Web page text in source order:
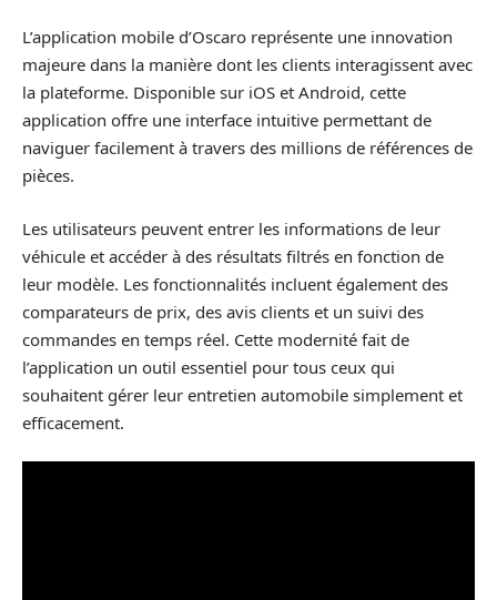
L’application mobile d’Oscaro représente une innovation
majeure dans la manière dont les clients interagissent avec
la plateforme. Disponible sur iOS et Android, cette
application offre une interface intuitive permettant de
naviguer facilement à travers des millions de références de
pièces.
Les utilisateurs peuvent entrer les informations de leur
véhicule et accéder à des résultats filtrés en fonction de
leur modèle. Les fonctionnalités incluent également des
comparateurs de prix, des avis clients et un suivi des
commandes en temps réel. Cette modernité fait de
l’application un outil essentiel pour tous ceux qui
souhaitent gérer leur entretien automobile simplement et
efficacement.